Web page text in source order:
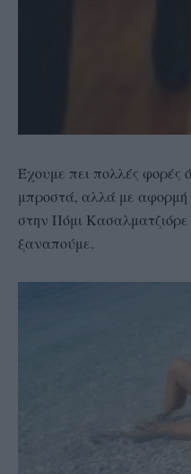
Έχουμε πει πολλές φορές
μπροστά, αλλά με αφορμή
στην Πόμι Κασαλματζιόρε
ξαναπούμε.